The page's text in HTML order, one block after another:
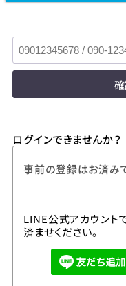
ログインできませんか？
事前の登録はお済み
LINE公式アカウント
済ませください。